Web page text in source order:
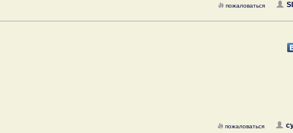
пожаловаться
пожаловаться